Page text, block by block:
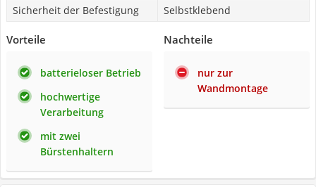
Sicherheit der Befestigung
Selbstklebend
Vorteile
batterieloser Betrieb
hochwertige
Verarbeitung
mit zwei
Bürstenhaltern
Nachteile
nur zur
Wandmontage